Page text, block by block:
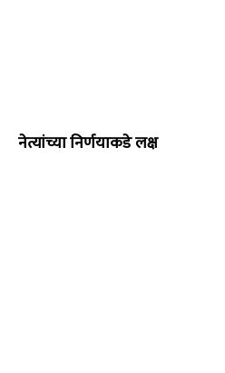
नेत्यांच्या निर्णयाकडे लक्ष